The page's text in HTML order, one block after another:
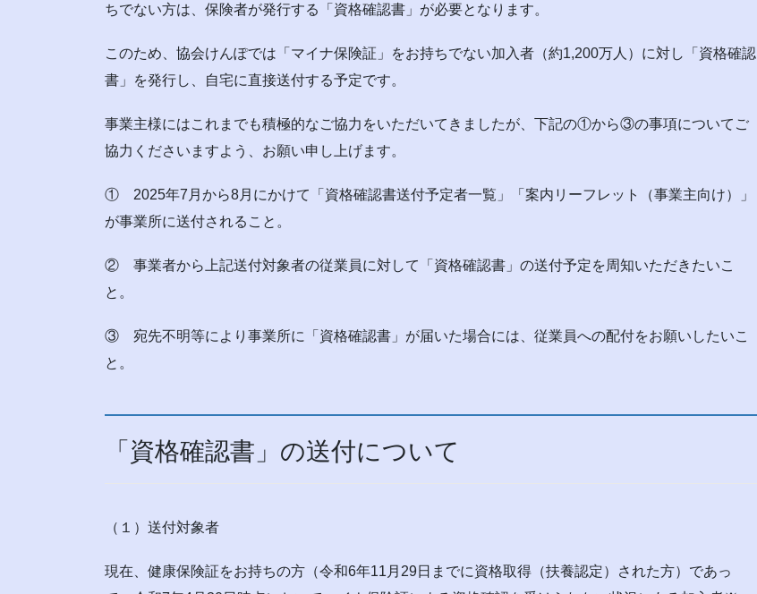
ちでない方は、保険者が発行する「資格確認書」が必要となります。
このため、協会けんぽでは「マイナ保険証」をお持ちでない加入者（約1,200万人）に対し「資格確認
書」を発行し、自宅に直接送付する予定です。
事業主様にはこれまでも積極的なご協力をいただいてきましたが、下記の①から③の事項についてご
協力くださいますよう、お願い申し上げます。
① 2025年7月から8月にかけて「資格確認書送付予定者一覧」「案内リーフレット（事業主向け）」
が事業所に送付されること。
② 事業者から上記送付対象者の従業員に対して「資格確認書」の送付予定を周知いただきたいこ
と。
③ 宛先不明等により事業所に「資格確認書」が届いた場合には、従業員への配付をお願いしたいこ
と。
「資格確認書」の送付について
（１）送付対象者
現在、健康保険証をお持ちの方（令和6年11月29日までに資格取得（扶養認定）された方）であっ